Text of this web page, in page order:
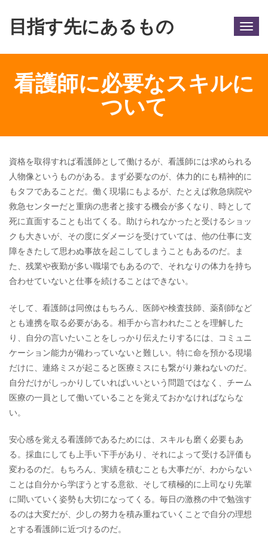
目指す先にあるもの
看護師に必要なスキルに
ついて
資格を取得すれば看護師として働けるが、看護師には求められる
人物像というものがある。まず必要なのが、体力的にも精神的に
もタフであることだ。働く現場にもよるが、たとえば救急病院や
救急センターだと重病の患者と接する機会が多くなり、時として
死に直面することも出てくる。助けられなかったと受けるショッ
クも大きいが、その度にダメージを受けていては、他の仕事に支
障をきたして思わぬ事故を起こしてしまうこともあるのだ。ま
た、残業や夜勤が多い職場でもあるので、それなりの体力を持ち
合わせていないと仕事を続けることはできない。
そして、看護師は同僚はもちろん、医師や検査技師、薬剤師など
とも連携を取る必要がある。相手から言われたことを理解した
り、自分の言いたいことをしっかり伝えたりするには、コミュニ
ケーション能力が備わっていないと難しい。特に命を預かる現場
だけに、連絡ミスが起こると医療ミスにも繋がり兼ねないのだ。
自分だけがしっかりしていればいいという問題ではなく、チーム
医療の一員として働いていることを覚えておかなければならな
い。
安心感を覚える看護師であるためには、スキルも磨く必要もあ
る。採血にしても上手い下手があり、それによって受ける評価も
変わるのだ。もちろん、実績を積むことも大事だが、わからない
ことは自分から学ぼうとする意欲、そして積極的に上司なり先輩
に聞いていく姿勢も大切になってくる。毎日の激務の中で勉強す
るのは大変だが、少しの努力を積み重ねていくことで自分の理想
とする看護師に近づけるのだ。